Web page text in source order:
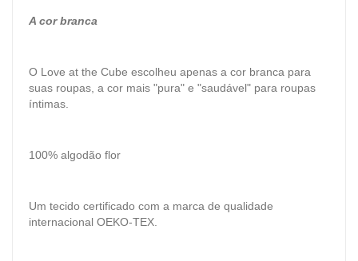
A cor branca
O Love at the Cube escolheu apenas a cor branca para
suas roupas, a cor mais "pura" e "saudável" para roupas
íntimas.
100% algodão flor
Um tecido certificado com a marca de qualidade
internacional OEKO-TEX.